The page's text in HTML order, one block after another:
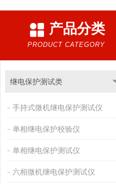
产品分类
PRODUCT CATEGORY
继电保护测试类
手持式微机继电保护测试仪
单相继电保护校验仪
单相继电保护测试仪
六相微机继电保护测试仪